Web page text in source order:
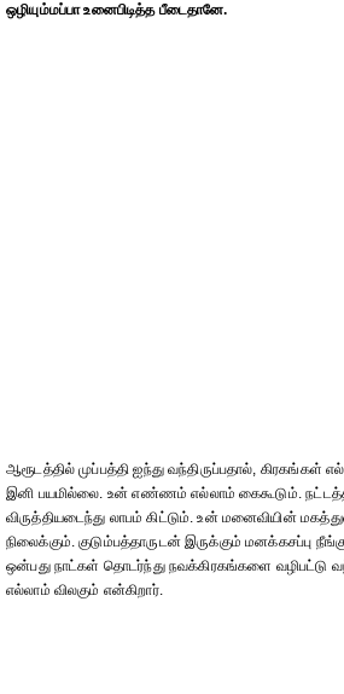
ஒழியும்மப்பா உனைபிடித்த பீடைதானே.
ஆரூடத்தில் முப்பத்தி ஐந்து வந்திருப்பதால், கிரகங்கள்
இனி பயமில்லை. உன் எண்ணம் எல்லாம் கைகூடும்.
விருத்தியடைந்து லாபம் கிட்டும். உன் மனைவியின்
நிலைக்கும். குடும்பத்தாருடன் இருக்கும் மனக்கசப்பு
ஒன்பது நாட்கள் தொடர்ந்து நவக்கிரகங்களை வழிபட்டு
எல்லாம் விலகும் என்கிறார்.